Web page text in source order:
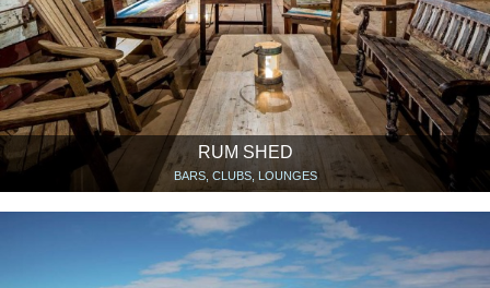
RUM SHED
BARS, CLUBS, LOUNGES